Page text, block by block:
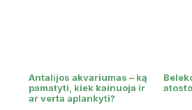
Antalijos akvariumas – ką
pamatyti, kiek kainuoja ir
ar verta aplankyti?